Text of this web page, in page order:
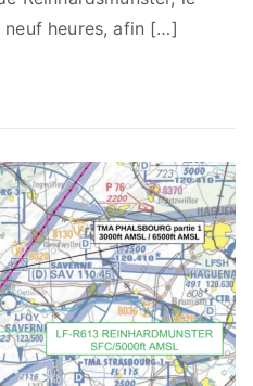
heures, afin […]